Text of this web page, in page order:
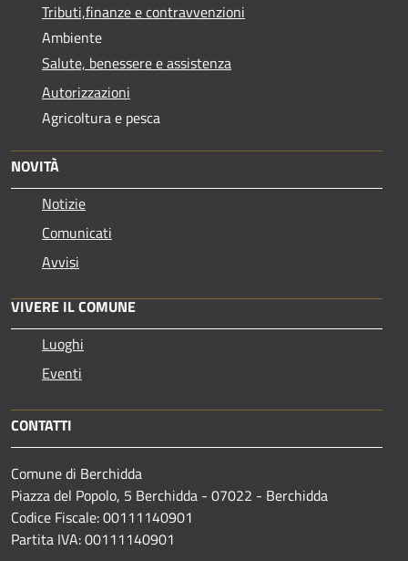
Tributi,finanze e contravvenzioni
Ambiente
Salute, benessere e assistenza
Autorizzazioni
Agricoltura e pesca
NOVITÀ
Notizie
Comunicati
Avvisi
VIVERE IL COMUNE
Luoghi
Eventi
CONTATTI
Comune di Berchidda
Piazza del Popolo, 5 Berchidda - 07022 - Berchidda
Codice Fiscale: 00111140901
Partita IVA: 00111140901